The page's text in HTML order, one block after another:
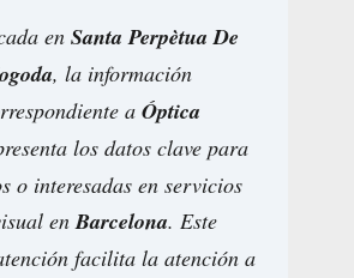
en Santa Perpètua De
, la información
a Óptica
los datos clave para
o interesadas en servicios
enBarcelona. Este
facilita la atención a